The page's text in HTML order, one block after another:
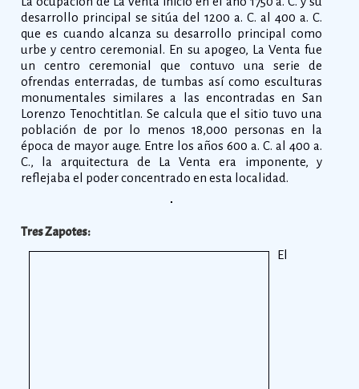
desarrollo principal se sitúa del 1200 a. C. al 400 a. C.
que es cuando alcanza su desarrollo principal como
urbe y centro ceremonial. En su apogeo, La Venta fue
un centro ceremonial que contuvo una serie de
ofrendas enterradas, de tumbas así como esculturas
monumentales similares a las encontradas en San
Lorenzo Tenochtitlan. Se calcula que el sitio tuvo una
población de por lo menos 18,000 personas en la
época de mayor auge. Entre los años 600 a. C. al 400 a.
C., la arquitectura de La Venta era imponente, y
reflejaba el poder concentrado en esta localidad.
Tres Zapotes:
El